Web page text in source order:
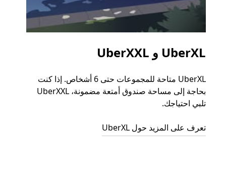
UberXL و UberXXL
UberXL متاحة للمجموعات حتى 6 أشخاص. إذا كنت
بحاجة إلى مساحة صندوق أمتعة مضمونة، UberXXL
تلبي احتياجك.
تعرف على المزيد حول UberXL